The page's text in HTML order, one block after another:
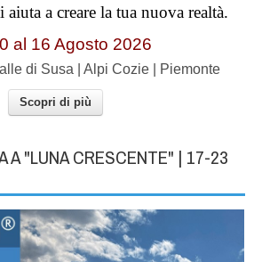
a creare la tua nuova realtà.
al 16 Agosto 2026
di Susa | Alpi Cozie | Piemonte
Scopri di più